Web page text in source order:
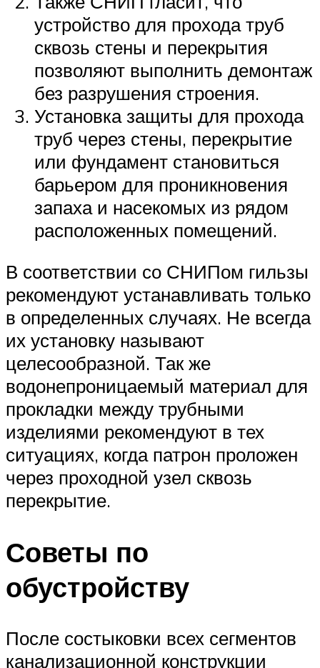
устройство для прохода труб
сквозь стены и перекрытия
позволяют выполнить демонтаж
без разрушения строения.
Установка защиты для прохода
труб через стены, перекрытие
или фундамент становиться
барьером для проникновения
запаха и насекомых из рядом
расположенных помещений.
В соответствии со СНИПом гильзы
рекомендуют устанавливать только
в определенных случаях. Не всегда
их установку называют
целесообразной. Так же
водонепроницаемый материал для
прокладки между трубными
изделиями рекомендуют в тех
ситуациях, когда патрон проложен
через проходной узел сквозь
перекрытие.
Советы по
обустройству
После состыковки всех сегментов
канализационной конструкции